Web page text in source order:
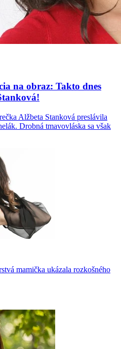
na obraz: Takto dnes
Alžbeta Stanková preslávila
Drobná tmavovláska sa však
mamička ukázala rozkošného